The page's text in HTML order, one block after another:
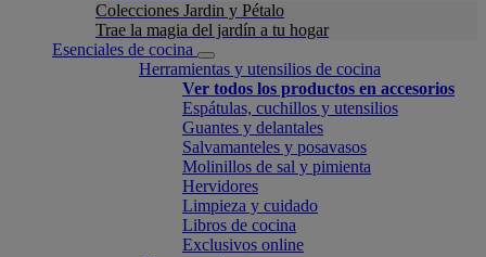
Colecciones Jardin y Pétalo
Trae la magia del jardín a tu hogar
Esenciales de cocina
Herramientas y utensilios de cocina
Ver todos los productos en accesorios
Espátulas, cuchillos y utensilios
Guantes y delantales
Salvamanteles y posavasos
Molinillos de sal y pimienta
Hervidores
Limpieza y cuidado
Libros de cocina
Exclusivos online